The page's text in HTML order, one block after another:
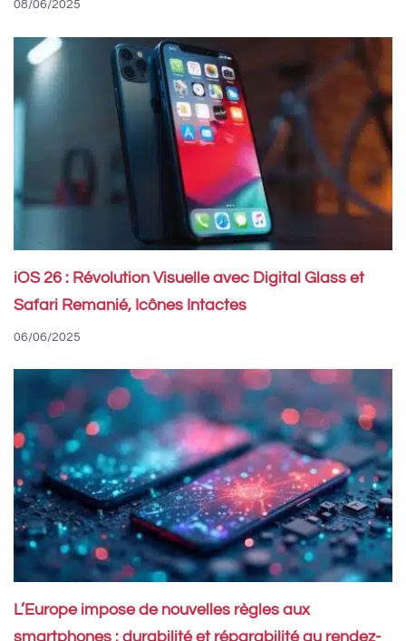
08/06/2025
iOS 26 : Révolution Visuelle avec Digital Glass et
Safari Remanié, Icônes Intactes
06/06/2025
L’Europe impose de nouvelles règles aux
smartphones : durabilité et réparabilité au rendez-